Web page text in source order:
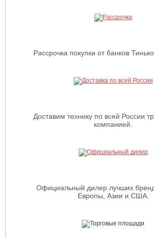
Рассрочка покупки от банков
Доставим технику по всей России
компанией.
Официальный дилер лучших
Европы, Азии и США.